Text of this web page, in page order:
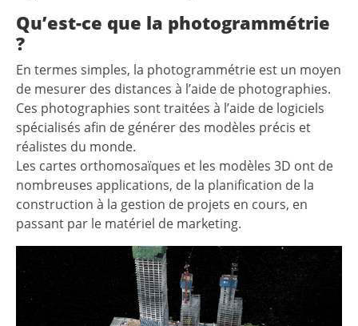
Qu’est-ce que la photogrammétrie
?
En termes simples, la photogrammétrie est un moyen
de mesurer des distances à l’aide de photographies.
Ces photographies sont traitées à l’aide de logiciels
spécialisés afin de générer des modèles précis et
réalistes du monde.
Les cartes orthomosaïques et les modèles 3D ont de
nombreuses applications, de la planification de la
construction à la gestion de projets en cours, en
passant par le matériel de marketing.